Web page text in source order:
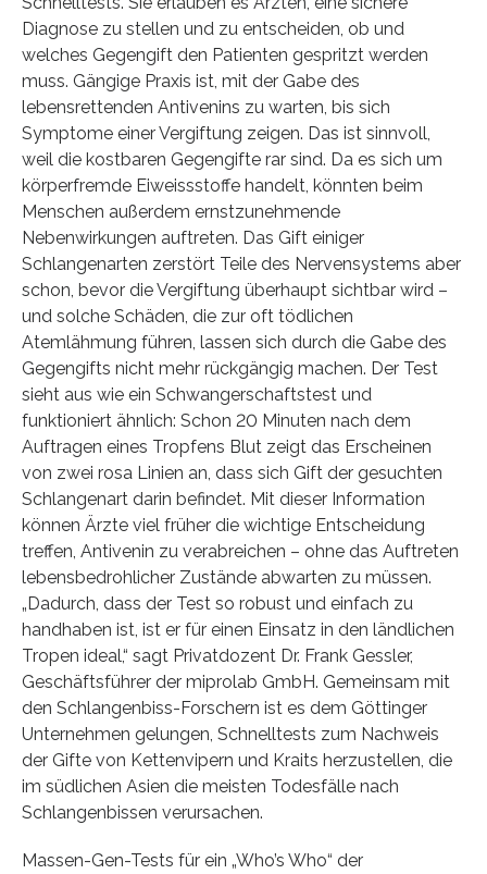
Diagnose zu stellen und zu entscheiden, ob und
welches Gegengift den Patienten gespritzt werden
muss. Gängige Praxis ist, mit der Gabe des
lebensrettenden Antivenins zu warten, bis sich
Symptome einer Vergiftung zeigen. Das ist sinnvoll,
weil die kostbaren Gegengifte rar sind. Da es sich um
körperfremde Eiweissstoffe handelt, könnten beim
Menschen außerdem ernstzunehmende
Nebenwirkungen auftreten. Das Gift einiger
Schlangenarten zerstört Teile des Nervensystems aber
schon, bevor die Vergiftung überhaupt sichtbar wird –
und solche Schäden, die zur oft tödlichen
Atemlähmung führen, lassen sich durch die Gabe des
Gegengifts nicht mehr rückgängig machen. Der Test
sieht aus wie ein Schwangerschaftstest und
funktioniert ähnlich: Schon 20 Minuten nach dem
Auftragen eines Tropfens Blut zeigt das Erscheinen
von zwei rosa Linien an, dass sich Gift der gesuchten
Schlangenart darin befindet. Mit dieser Information
können Ärzte viel früher die wichtige Entscheidung
treffen, Antivenin zu verabreichen – ohne das Auftreten
lebensbedrohlicher Zustände abwarten zu müssen.
„Dadurch, dass der Test so robust und einfach zu
handhaben ist, ist er für einen Einsatz in den ländlichen
Tropen ideal,“ sagt Privatdozent Dr. Frank Gessler,
Geschäftsführer der miprolab GmbH. Gemeinsam mit
den Schlangenbiss-Forschern ist es dem Göttinger
Unternehmen gelungen, Schnelltests zum Nachweis
der Gifte von Kettenvipern und Kraits herzustellen, die
im südlichen Asien die meisten Todesfälle nach
Schlangenbissen verursachen.
Massen-Gen-Tests für ein „Who’s Who“ der